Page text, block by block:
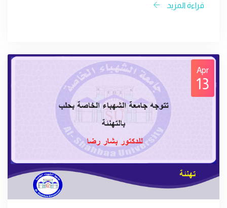
قراءة المزيد
Apr
13